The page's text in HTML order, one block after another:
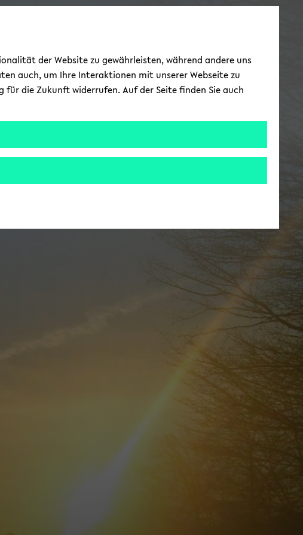
der Website zu gewährleisten, während andere uns
auch, um Ihre Interaktionen mit unserer Webseite zu
für die Zukunft widerrufen. Auf der Seite finden Sie auch